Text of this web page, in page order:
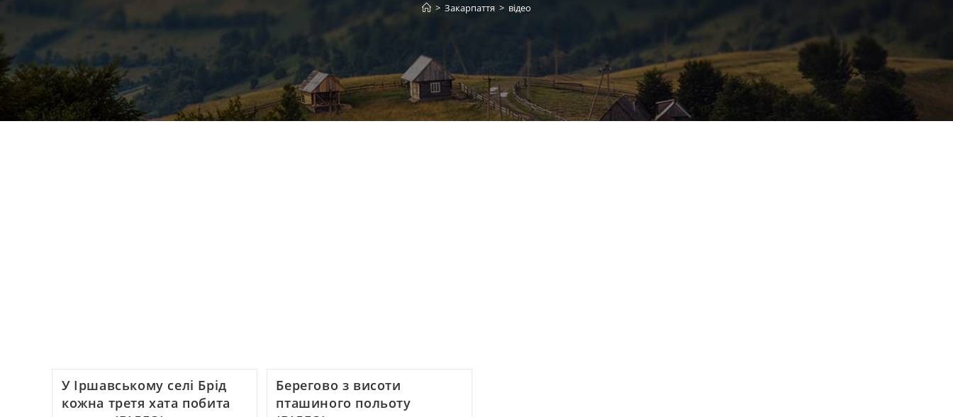
> Закарпаття > відео
У Іршавському селі Брід
кожна третя хата побита
Берегово з висоти
пташиного польоту